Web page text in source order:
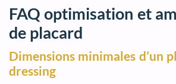
FAQ optimisation et
de placard
Dimensions minimales d’un
dressing